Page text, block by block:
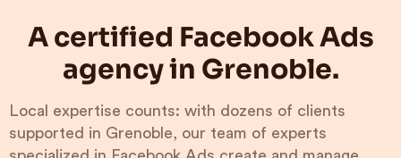
A certified Facebook Ads
agency in Grenoble.
Local expertise counts: with dozens of clients
supported in Grenoble, our team of experts